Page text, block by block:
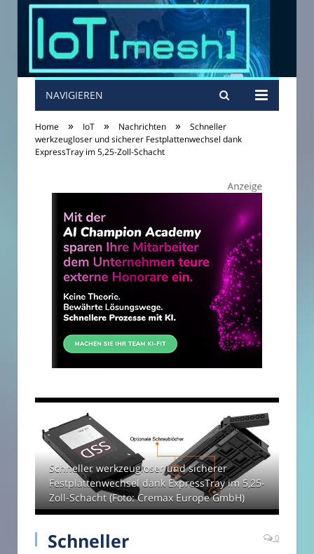
NAVIGIEREN
Home » IoT » Nachrichten »
Schneller
werkzeugloser und sicherer Festplattenwechsel dank
ExpressTray im 5,25-Zoll-Schacht
Schneller werkzeugloser und sicherer
Festplattenwechsel dank ExpressTray im 5,25-
Zoll-Schacht (Foto: Cremax Europe GmbH)
Schneller
0